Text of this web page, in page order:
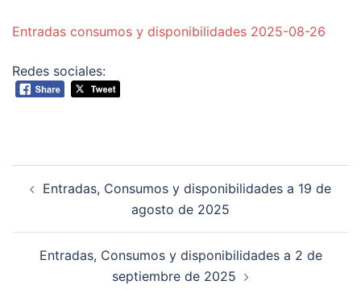
Entradas consumos y disponibilidades 2025-08-26
Redes sociales:
de Entradas, Consumos y disponibilidades a 19 de
agosto de 2025
Entradas, Consumos y disponibilidades a 2 de
septiembre de 2025